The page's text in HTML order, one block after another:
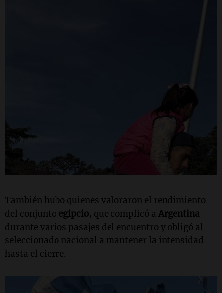
También hubo quienes valoraron el rendimiento
del conjunto egipcio, que complicó a Argentina
durante varios pasajes del encuentro y obligó al
seleccionado nacional a mantener la intensidad
hasta el cierre.